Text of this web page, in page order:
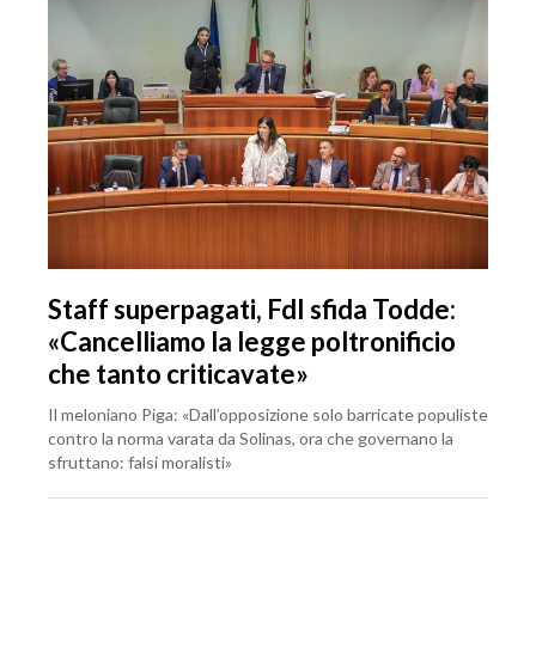
Staff superpagati, FdI sfida Todde:
«Cancelliamo la legge poltronificio
che tanto criticavate»
Il meloniano Piga: «Dall’opposizione solo barricate populiste
contro la norma varata da Solinas, ora che governano la
sfruttano: falsi moralisti»